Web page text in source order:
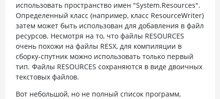
использовать пространство имен "System.Resources".
Определенный класс (например, класс ResourceWriter)
затем может быть использован для добавления в файл
ресурсов. Несмотря на то, что файлы RESOURCES
очень похожи на файлы RESX, для компиляции в
сборку-спутник можно использовать только первый
тип. Файлы RESOURCES сохраняются в виде двоичных
текстовых файлов.
Вот небольшой, но не полный список программ,